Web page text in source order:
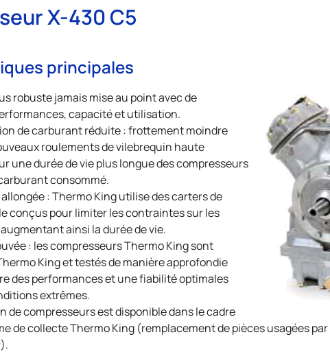
X-430 C5
principales
robuste jamais mise au point avec de
capacité et utilisation.
de carburant réduite : frottement moindre
roulements de vilebrequin haute
une durée de vie plus longue des compresseurs
consommé.
:Thermo Kingutilise des carters de
conçus pour limiter les contraintes sur les
ainsi la durée de vie.
: les compresseursThermo Kingsont
Kinget testés de manière approfondie
des performances et une fiabilité optimales
extrêmes.
de compresseurs est disponible dans le cadre
de collecteThermo King (remplacement de pièces usagées